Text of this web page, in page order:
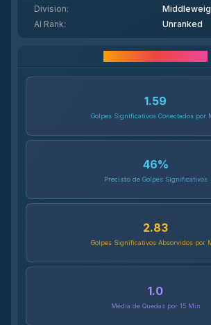
Division:
AI Rank: Unranked
1.59
Golpes Significativos Conectados por
46%
Precisão de Golpes Significativos
2.83
Golpes Significativos Absorvidos por
1.0
Média de Quedas por 15 Min